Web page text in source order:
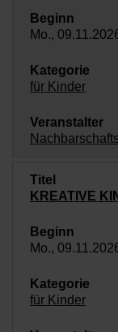
Mo.,
für Kinder
KREATIVE
Mo.,
für Kinder